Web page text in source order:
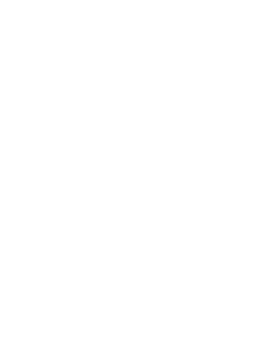
papier ?
: